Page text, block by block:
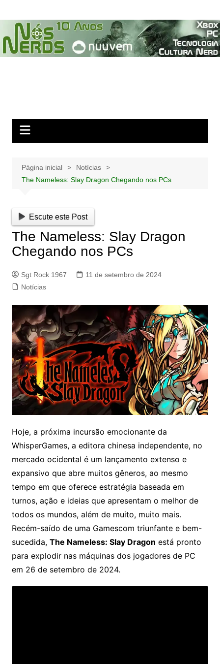
para
conteúdo
Página inicial
Notícias
The Nameless: Slay Dragon Chegando nos PCs
Escute este Post
The Nameless: Slay Dragon
Chegando nos PCs
Sgt Rock 1967
11 de setembro de 2024
Notícias
Hoje, a próxima incursão emocionante da
WhisperGames, a editora chinesa independente, no
mercado ocidental é um lançamento extenso e
expansivo que abre muitos gêneros, ao mesmo
tempo em que oferece estratégia baseada em
turnos, ação e ideias que apresentam o melhor de
todos os mundos, além de muito, muito mais.
Recém-saído de uma Gamescom triunfante e bem-
sucedida, The Nameless: Slay Dragon está pronto
para explodir nas máquinas dos jogadores de PC
em 26 de setembro de 2024.